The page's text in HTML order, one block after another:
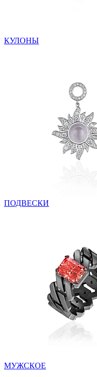
КУЛОНЫ
ПОДВЕСКИ
МУЖСКОЕ